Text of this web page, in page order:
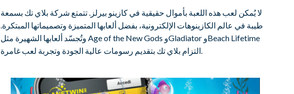
لا يُمكن لعب هذه اللعبة بأموال حقيقية في كازينو بيرلز. تتمتع شركة بلاي تك بسمعة
طيبة في عالم الكازينوهات الإلكترونية، بفضل ألعابها المتميزة وتصميماتها المبتكرة.
وتُجسّد ألعابها الشهيرة مثل Age of the New Gods وGladiator وBeach Lifetime
التزام بلاي تك بتقديم رسومات عالية الجودة وتجربة لعب غامرة.